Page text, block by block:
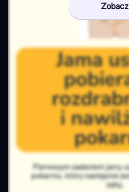
Zobacz